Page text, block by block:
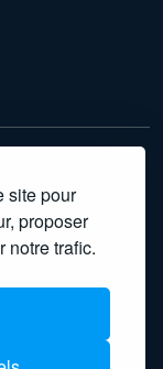
site pour
proposer
notre trafic.
d'affiliation : nous
via nos liens,
Amazon, nous